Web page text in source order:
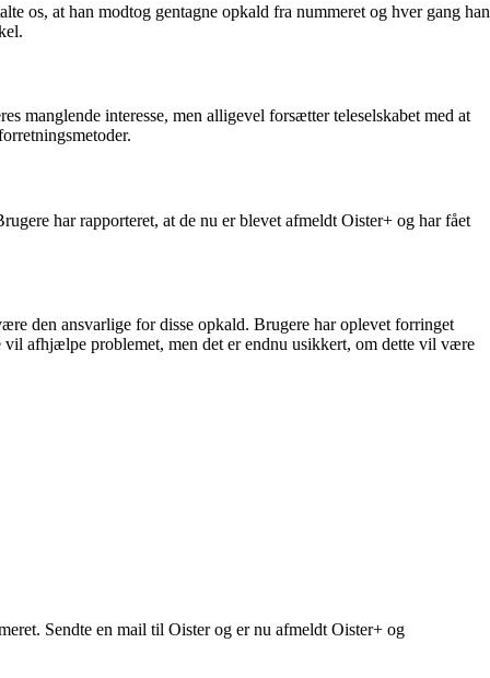
os, at han modtog gentagne opkald fra nummeret og hver gang han
manglende interesse, men alligevel forsætter teleselskabet med at
har rapporteret, at de nu er blevet afmeldt Oister+ og har fået
den ansvarlige for disse opkald. Brugere har oplevet forringet
vil afhjælpe problemet, men det er endnu usikkert, om dette vil være
Sendte en mail til Oister og er nu afmeldt Oister+ og